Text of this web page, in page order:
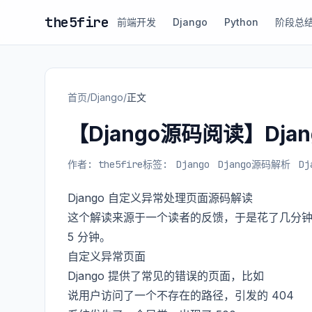
the5fire 前端开发 Django Python 阶段总
首页/Django/正文
【Django源码阅读】
作者: the5fire标签: Django Django源码解析
Django 自定义异常处理页面源码解读
这个解读来源于一个读者的反馈，于是花了几分
5 分钟。
自定义异常页面
Django 提供了常见的错误的页面，比如
说用户访问了一个不存在的路径，引发的 404